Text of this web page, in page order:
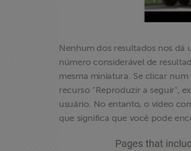
Nenhum dos resultados nos
número considerável de
mesma miniatura. Se clicar
recurso “Reproduzir a seguir",
usuário. No entanto, o vídeo
que significa que você pode